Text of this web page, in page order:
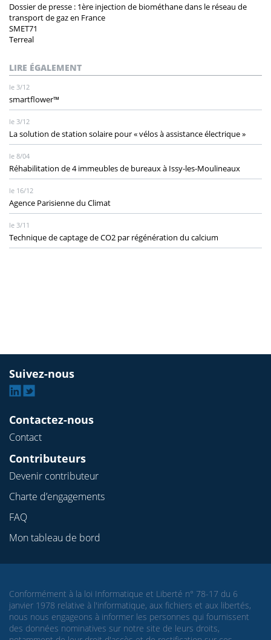
Dossier de presse : 1ère injection de biométhane dans le réseau de
transport de gaz en France
SMET71
Terreal
LIRE ÉGALEMENT
le 3/12
smartflower™
le 3/12
La solution de station solaire pour « vélos à assistance électrique »
le 8/04
Réhabilitation de 4 immeubles de bureaux à Issy-les-Moulineaux
le 16/12
Agence Parisienne du Climat
le 3/11
Technique de captage de CO2 par régénération du calcium
Suivez-nous
Linkedin
Contactez-nous
Contact
Contributeurs
Devenir contributeur
Charte d’engagements
FAQ
Mon tableau de bord
Conformément à la loi Informatique et Liberté n° 78-17 du 6
janvier 1978 relative à l'informatique, aux fichiers et aux libertés,
nous nous engageons à informer les personnes qui fournissent
des données nominatives sur notre site de leurs droits,